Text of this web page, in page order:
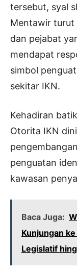
tersebut, syal
Mentawir turut
dan pejabat
mendapat
simbol
sekitar IKN.
Kehadiran
Otorita IKN
penguatan
kawasan
Baca Juga:
Kunjungan ke
Legislatif